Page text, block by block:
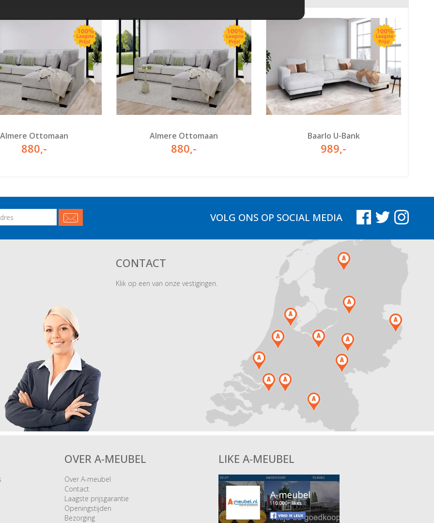
Almere Ottomaan
880,-
Almere Ottomaan
880,-
Baarlo U-Bank
989,-
VOLG ONS OP SOCIAL MEDIA
CONTACT
Klik op een van onze vestigingen.
OVER A-MEUBEL
Over A-meubel
Contact
Laagste prijsgarantie
Openingstijden
Bezorging
LIKE A-MEUBEL